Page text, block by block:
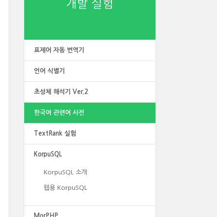
개발 실험
표제어 자동 번역기
언어 식별기
초성체 해석기 Ver.2
한국어 관련어 사전
TextRank 실험
KorpuSQL
KorpuSQL 소개
웹용 KorpuSQL
MorPHP